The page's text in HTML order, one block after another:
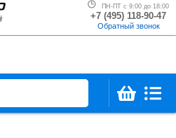
ПН-ПТ с 9:00 до 18:00
+7 (495) 118-90-47
Обратный звонок